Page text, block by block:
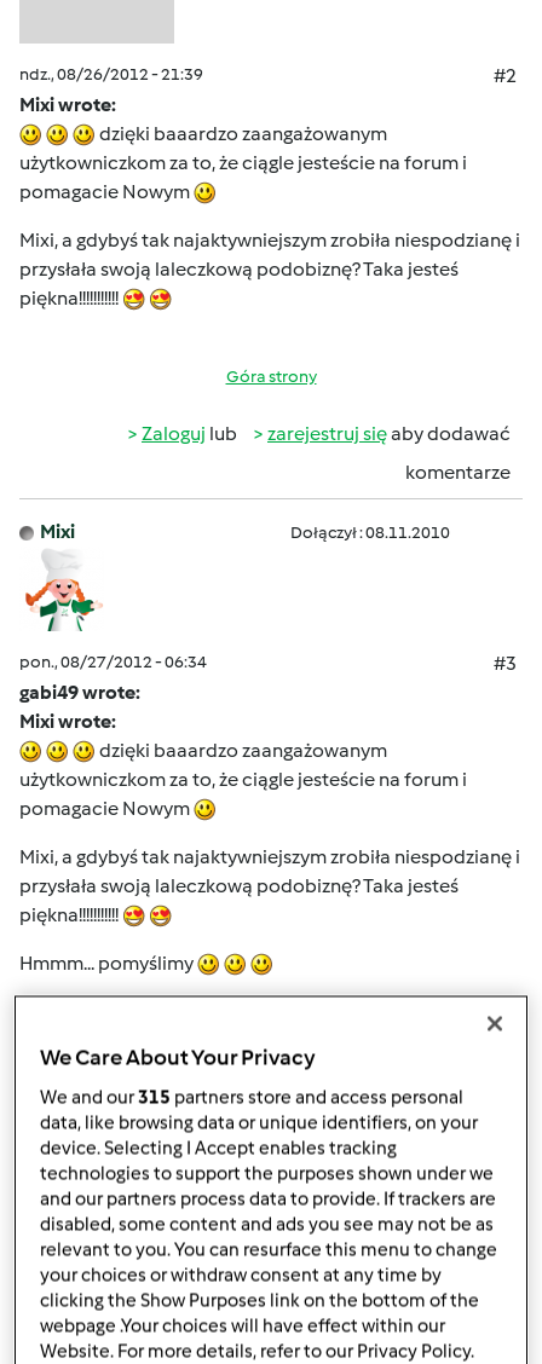
ndz., 08/26/2012 - 21:39
#2
Mixi wrote:
dzięki baaardzo zaangażowanym
użytkowniczkom za to, że ciągle jesteście na forum i
pomagacie Nowym
Mixi, a gdybyś tak najaktywniejszym zrobiła niespodzianę i
przysłała swoją laleczkową podobiznę? Taka jesteś
piękna!!!!!!!!!!!
Góra strony
Zaloguj lub zarejestruj sięaby dodawać
komentarze
Mixi Dołączył : 08.11.2010
pon., 08/27/2012 - 06:34
#3
gabi49 wrote:
Mixi wrote:
dzięki baaardzo zaangażowanym
użytkowniczkom za to, że ciągle jesteście na forum i
pomagacie Nowym
Mixi, a gdybyś tak najaktywniejszym zrobiła niespodzianę i
przysłała swoją laleczkową podobiznę? Taka jesteś
piękna!!!!!!!!!!!
Hmmm... pomyślimy
Zalogujlub zarejestruj się aby dodawać
komentarze
gabi49 Dołączył : 29.04.2011
We Care About Your Privacy
We and our315 partners store and access personal
data, like browsing data or unique identifiers, on your
device. Selecting I Accept enables tracking
technologies to support the purposes shown under we
and our partners process data to provide. If trackers are
disabled, some content and ads you see may not be as
relevant to you. You can resurface this menu to change
your choices or withdraw consent at any time by
clicking the Show Purposes link on the bottom of the
webpage .Your choices will have effect within our
Website. For more details, refer to our Privacy Policy.